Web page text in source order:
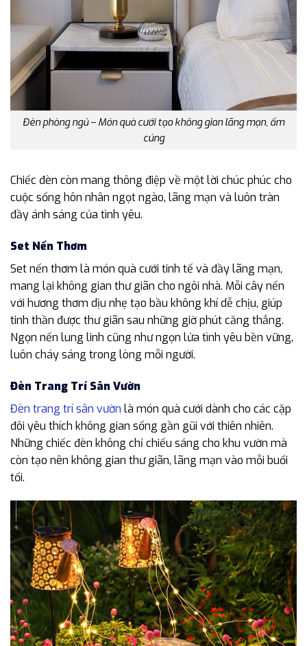
Đèn phòng ngủ – Món quà cưới tạo không gian lãng mạn, ấm
cúng
Chiếc đèn còn mang thông điệp về một lời chúc phúc cho
cuộc sống hôn nhân ngọt ngào, lãng mạn và luôn tràn
đầy ánh sáng của tình yêu.
Set Nến Thơm
Set nến thơm là món quà cưới tinh tế và đầy lãng mạn,
mang lại không gian thư giãn cho ngôi nhà. Mỗi cây nến
với hương thơm dịu nhẹ tạo bầu không khí dễ chịu, giúp
tinh thần được thư giãn sau những giờ phút căng thẳng.
Ngọn nến lung linh cũng như ngọn lửa tình yêu bền vững,
luôn cháy sáng trong lòng mỗi người.
Đèn Trang Trí Sân Vườn
Đèn trang trí sân vườn là món quà cưới dành cho các cặp
đôi yêu thích không gian sống gần gũi với thiên nhiên.
Những chiếc đèn không chỉ chiếu sáng cho khu vườn mà
còn tạo nên không gian thư giãn, lãng mạn vào mỗi buổi
tối.